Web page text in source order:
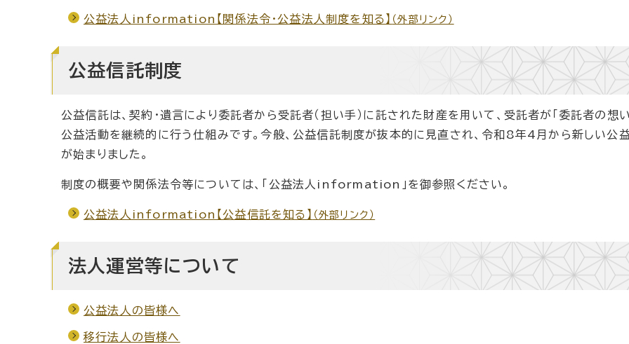
公益法人information【関係法令・公益法人制度を知る】 （外部リンク）
公益信託制度
公益信託は、契約・遺言により委託者から受託者（担い手）に託された財産を用いて、受託者が「委託者の想
公益活動を継続的に行う仕組みです。今般、公益信託制度が抜本的に見直され、令和8年4月から新しい公
が始まりました。
制度の概要や関係法令等については、「公益法人information」を御参照ください。
公益法人information【公益信託を知る】 （外部リンク）
法人運営等について
公益法人の皆様へ
移行法人の皆様へ